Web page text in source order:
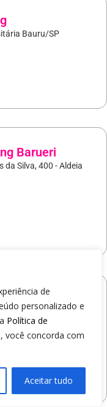
de
personalizado e
Política de
você concorda com
Aceitar tudo
Bauru/SP
Barueri
da Silva, 400 - Aldeia
Barretos
Cavaline